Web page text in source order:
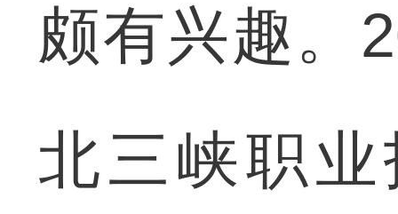
颇有兴趣。
北三峡职